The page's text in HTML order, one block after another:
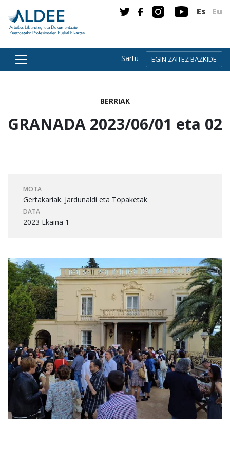
Es Eu
Sartu EGIN ZAITEZ BAZKIDE
BERRIAK
GRANADA 2023/06/01 eta 02
MOTA
Gertakariak. Jardunaldi eta Topaketak
DATA
2023 Ekaina 1